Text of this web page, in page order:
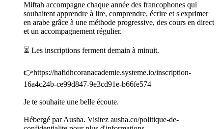
Miftah accompagne chaque année des francophones qui
souhaitent apprendre à lire, comprendre, écrire et s'exprimer
en arabe grâce à une méthode progressive, des cours en direct
et un accompagnement régulier.
⏳ Les inscriptions ferment demain à minuit.
👉https://hafidhcoranacademie.systeme.io/inscription-
16a4c24b-ce99d847-9e3cd91e-b66fe574
Je te souhaite une belle écoute.
Hébergé par Ausha. Visitez ausha.co/politique-de-